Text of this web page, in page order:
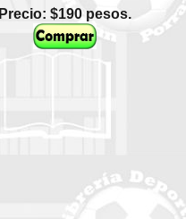
Precio: $190 pesos.